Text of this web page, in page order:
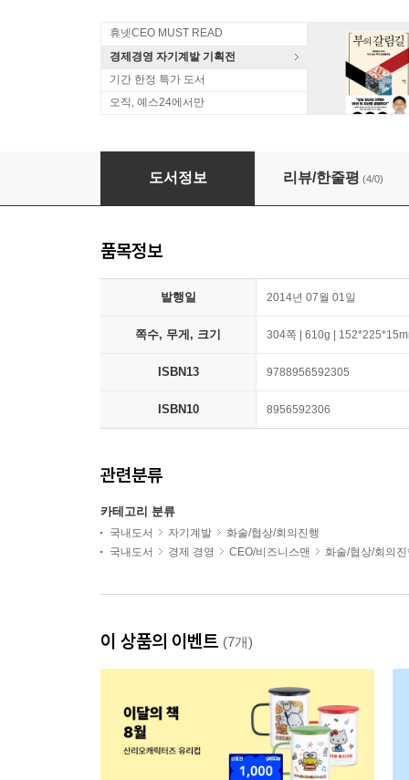
휴넷CEO MUST READ
경제경영 자기계발 기획전
기간 한정 특가 도서
오직, 예스24에서만
MIT리더십센터 말하기 특강
도서정보 리뷰/한줄평 (4/0)
품목정보
발행일 2014년 07월 01일
쪽수, 무게, 크기 304쪽 | 610g |
ISBN13 9788956592305
ISBN10 8956592306
관련분류
카테고리 분류
국내도서 자기계발
화술/협상/회의진행
국내도서
경제 경영 CEO/비즈니스맨 화술/협상/회의
이 상품의 이벤트 (7개)